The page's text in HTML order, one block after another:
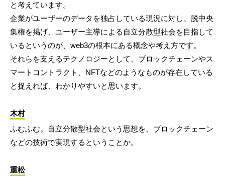
と考えています。
企業がユーザーのデータを独占している現況に対し、脱中央
集権を掲げ、ユーザー主導による自立分散型社会を目指して
いるというのが、web3の根本にある概念や考え方です。
それらを支えるテクノロジーとして、ブロックチェーンやス
マートコントラクト、NFTなどのようなものが存在している
と捉えれば、わかりやすいと思います。
木村
ふむふむ。自立分散型社会という思想を、ブロックチェーン
などの技術で実現するということか。
重松